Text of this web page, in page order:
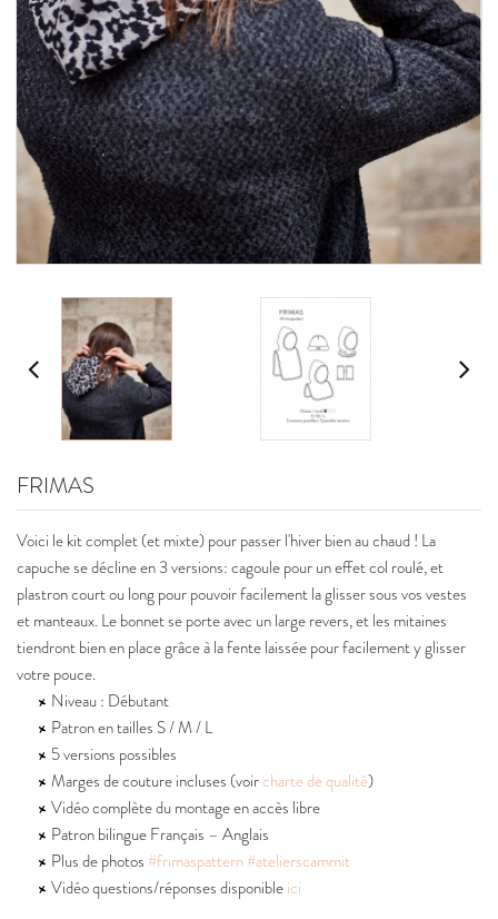
FRIMAS
Voici le kit complet (et mixte) pour passer l'hiver bien au chaud ! La
capuche se décline en 3 versions: cagoule pour un effet col roulé, et
plastron court ou long pour pouvoir facilement la glisser sous vos vestes
et manteaux. Le bonnet se porte avec un large revers, et les mitaines
tiendront bien en place grâce à la fente laissée pour facilement y glisser
votre pouce.
Niveau : Débutant
Patron en tailles S / M / L
5 versions possibles
Marges de couture incluses (voircharte de qualité)
Vidéo complète du montage en accès libre
Patron bilingue Français – Anglais
Plus de photos #frimaspattern#atelierscammit
Vidéo questions/réponses disponibleici